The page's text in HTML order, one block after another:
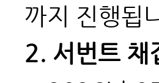
까지 진행됩
2. 서번트 채